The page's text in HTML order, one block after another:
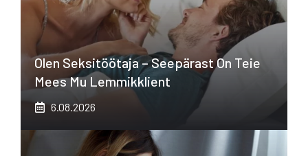
Olen Seksitöötaja – Seepärast On Teie
Mees Mu Lemmikklient
6.08.2026